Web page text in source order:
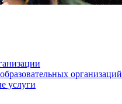
организаций
услуги